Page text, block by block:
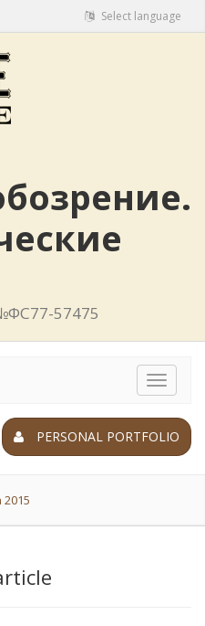
Select language
57475
Toggle
PERSONAL PORTFOLIO